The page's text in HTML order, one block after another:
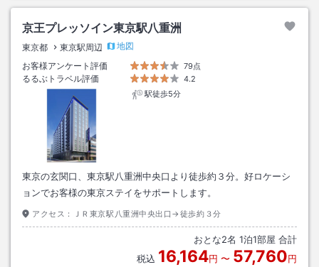
京王プレッソイン東京駅八重洲
東京都 東京駅周辺
地図
お客様アンケート評価
79点
るるぶトラベル評価
4.2
駅徒歩5分
東京の玄関口、東京駅八重洲中央口より徒歩約３分。好ロケーシ
ョンでお客様の東京ステイをサポートします。
アクセス： ＪＲ東京駅八重洲中央出口→徒歩約３分
おとな2名 1泊1部屋 合計
税込 16,164円 〜 57,760円